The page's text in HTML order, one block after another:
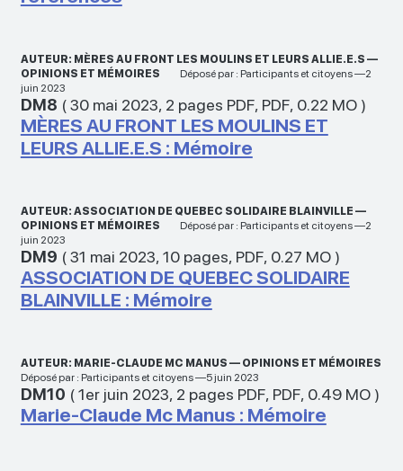
AUTEUR: MÈRES AU FRONT LES MOULINS ET LEURS ALLIE.E.S —
OPINIONS ET MÉMOIRES
Déposé par : Participants et citoyens —2
juin 2023
DM8 (30 mai 2023, 2 pages PDF, PDF, 0.22 MO)
MÈRES AU FRONT LES MOULINS ET
LEURS ALLIE.E.S : Mémoire
AUTEUR: ASSOCIATION DE QUEBEC SOLIDAIRE BLAINVILLE —
OPINIONS ET MÉMOIRES
Déposé par : Participants et citoyens —2
juin 2023
DM9 (31 mai 2023, 10 pages, PDF, 0.27 MO)
ASSOCIATION DE QUEBEC SOLIDAIRE
BLAINVILLE : Mémoire
AUTEUR: MARIE-CLAUDE MC MANUS — OPINIONS ET MÉMOIRES
Déposé par : Participants et citoyens —5 juin 2023
DM10 (1er juin 2023, 2 pages PDF, PDF, 0.49 MO)
Marie-Claude Mc Manus : Mémoire